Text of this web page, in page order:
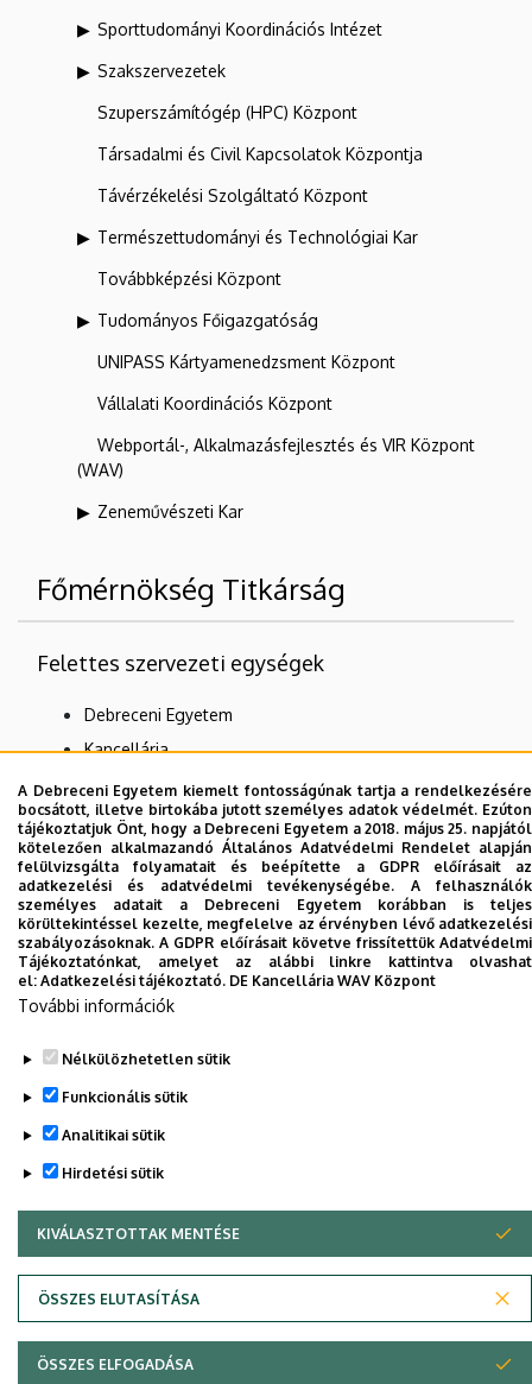
Sporttudományi Koordinációs Intézet
Szakszervezetek
Szuperszámítógép (HPC) Központ
Társadalmi és Civil Kapcsolatok Központja
Távérzékelési Szolgáltató Központ
Természettudományi és Technológiai Kar
Továbbképzési Központ
Tudományos Főigazgatóság
UNIPASS Kártyamenedzsment Központ
Vállalati Koordinációs Központ
Webportál-, Alkalmazásfejlesztés és VIR Központ
(WAV)
Zeneművészeti Kar
Főmérnökség Titkárság
Felettes szervezeti egységek
Debreceni Egyetem
Kancellária
Főmérnökség
Dolgozói adatmódosítás igénylése a DE
telefonkönyvében|Külső személyek rögzítése a
DE telefonkönyvében|Súgó|Hibabejelentés
Szerzői jog © 2026 Unideb
A Debreceni Egyetem kiemelt fontosságúnak tartja a rendelkezésére
bocsátott, illetve birtokába jutott személyes adatok védelmét. Ezúton
tájékoztatjuk Önt, hogy a Debreceni Egyetem a 2018. május 25. napjától
kötelezően alkalmazandó Általános Adatvédelmi Rendelet alapján
felülvizsgálta folyamatait és beépítette a GDPR előírásait az
adatkezelési és adatvédelmi tevékenységébe. A felhasználók
személyes adatait a Debreceni Egyetem korábban is teljes
körültekintéssel kezelte, megfelelve az érvényben lévő adatkezelési
szabályozásoknak. A GDPR előírásait követve frissítettük Adatvédelmi
Tájékoztatónkat, amelyet az alábbi linkre kattintva olvashat
el: Adatkezelési tájékoztató. DE Kancellária WAV Központ
További információk
Nélkülözhetetlen sütik
Funkcionális sütik
Analitikai sütik
Hirdetési sütik
KIVÁLASZTOTTAK MENTÉSE
ÖSSZES ELUTASÍTÁSA
WITHDRAW CONSENT
ÖSSZES ELFOGADÁSA